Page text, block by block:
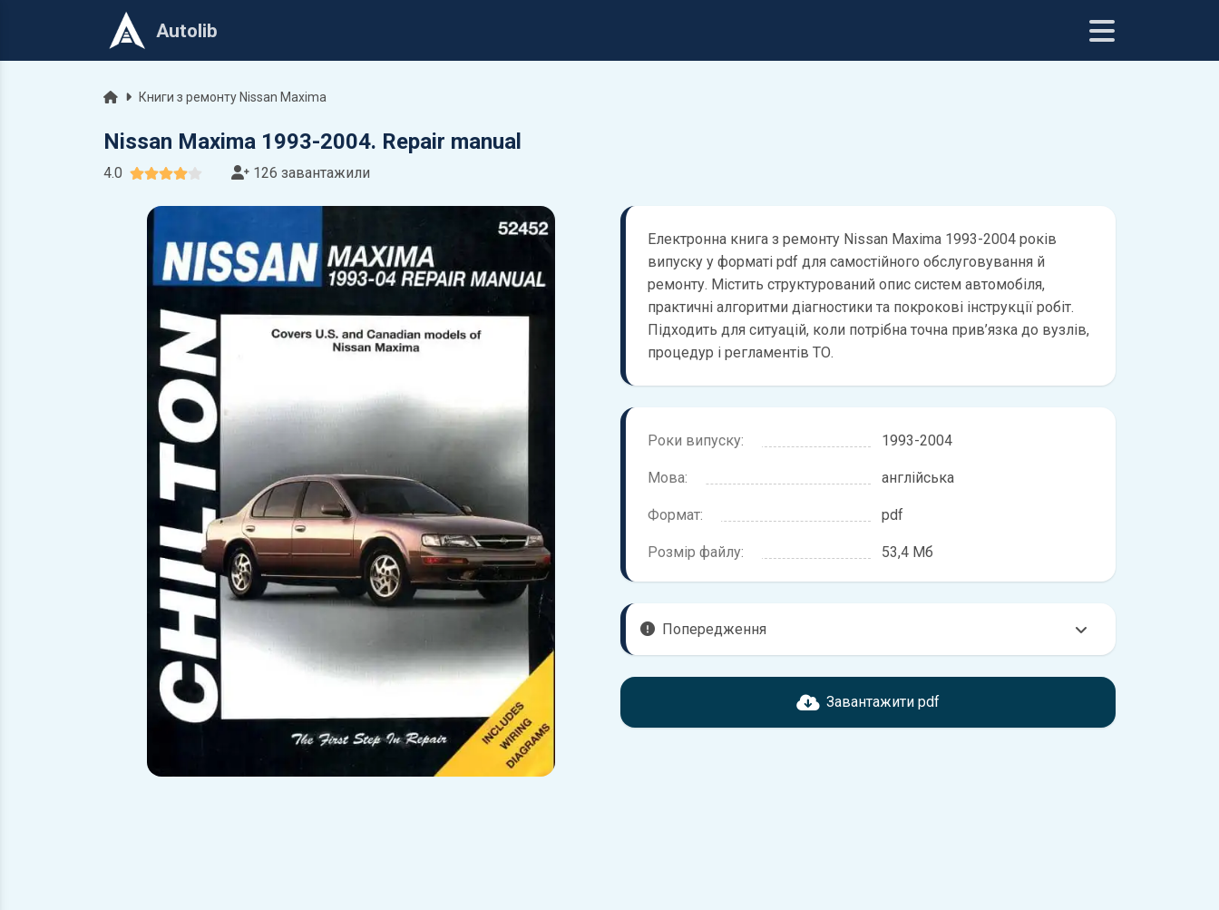
Autolib
ГоловнаКниги з ремонту Nissan Maxima
Nissan Maxima 1993-2004. Repair manual
4.0 126 завантажили
Електронна книга з ремонту Nissan Maxima 1993-2004 років
випуску у форматі pdf для самостійного обслуговування й
ремонту. Містить структурований опис систем автомобіля,
практичні алгоритми діагностики та покрокові інструкції робіт.
Підходить для ситуацій, коли потрібна точна прив’язка до вузлів,
процедур і регламентів ТО.
Роки випуску: 1993-2004
Мова: англійська
Формат: pdf
Розмір файлу: 53,4 Мб
Попередження
Перед завантаженням ознайомтесь з характеристиками Nissan Maxima, що
надані в книзі. Можливі розбіжності, якщо рік випуску або комплектація
Завантажити pdf